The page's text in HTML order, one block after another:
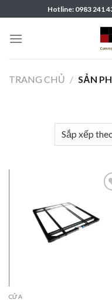
to
content
Hotline: 0983 241
TRANG CHỦ / SẢN
Add
CỬA